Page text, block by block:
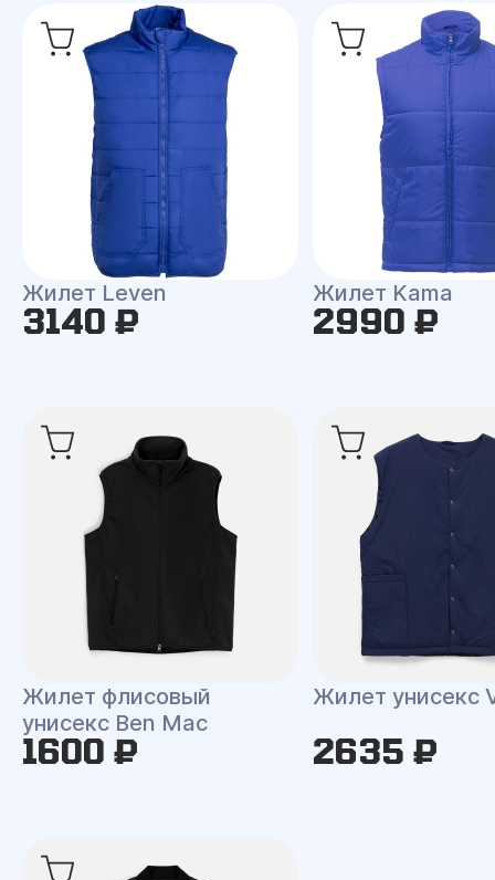
Жилет Leven
3140 ₽
Жилет Kama
2990 ₽
Жилет флисовый
унисекс Ben Mac
1600 ₽
Жилет унисекс
2635 ₽